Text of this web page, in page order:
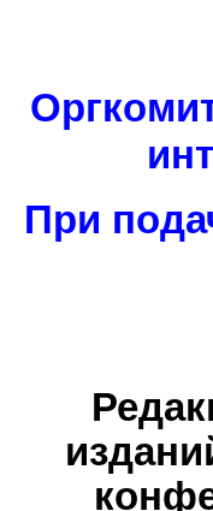
При